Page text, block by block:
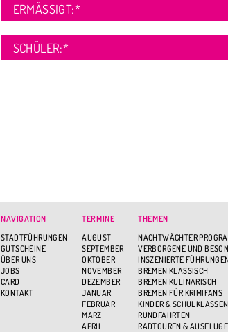
ERMÄSSIGT: *
SCHÜLER:*
NAVIGATION
STADTFÜHRUNGEN
GUTSCHEINE
ÜBER UNS
JOBS
CARD
KONTAKT
TERMINE
AUGUST
SEPTEMBER
OKTOBER
NOVEMBER
DEZEMBER
JANUAR
FEBRUAR
MÄRZ
APRIL
THEMEN
NACHTWÄCHTER
VERBORGENE UND
INSZENIERTE
BREMEN KLASSISCH
BREMEN KULINARISCH
BREMEN FÜR KRIMIFANS
KINDER &
RUNDFAHRTEN
RADTOUREN & AUSFLÜGE